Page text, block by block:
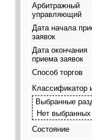
Арбитражный
управляющий
Дата начала
заявок
Дата окончания
приема заявок
Способ торгов
Классификатор
Выбранные
Нет
Состояние